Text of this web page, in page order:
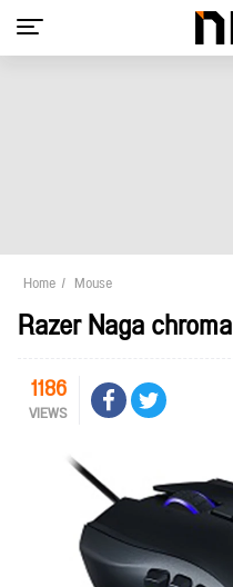
Home Mouse
Razer Naga chroma
1186
VIEWS